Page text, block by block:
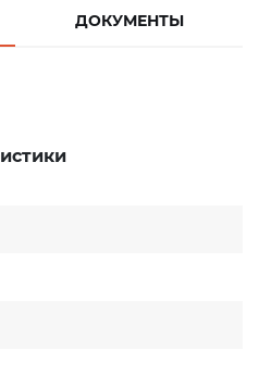
ДОКУМЕНТЫ